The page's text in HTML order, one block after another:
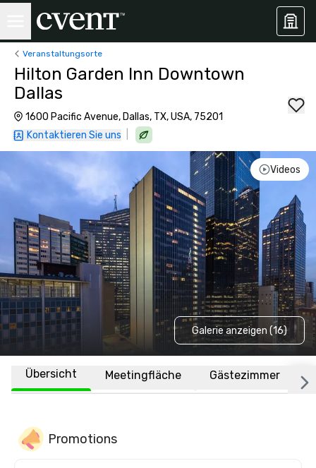
Veranstaltungsorte
Hilton Garden Inn Downtown
Dallas
1600 Pacific Avenue, Dallas, TX, USA, 75201
Kontaktieren Sie uns
Videos
Galerie anzeigen (16)
Übersicht Meetingfläche Gästezimmer
Promotions